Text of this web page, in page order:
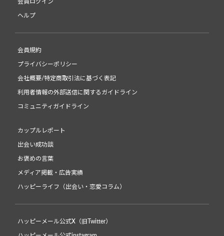
会員ログイン
ヘルプ
会員規約
プライバシーポリシー
会社概要/特定商取引法に基づく表記
利用者情報の外部送信に関するガイドライン
コミュニティガイドライン
カップルレポート
出会い成功談
お褒めの言葉
メディア掲載・広告実績
ハッピーライフ（出会い・恋愛コラム）
ハッピーメール公式X（旧Twitter）